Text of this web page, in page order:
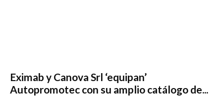
Eximab y Canova Srl ‘equipan’
Autopromotec con su amplio catálogo de...